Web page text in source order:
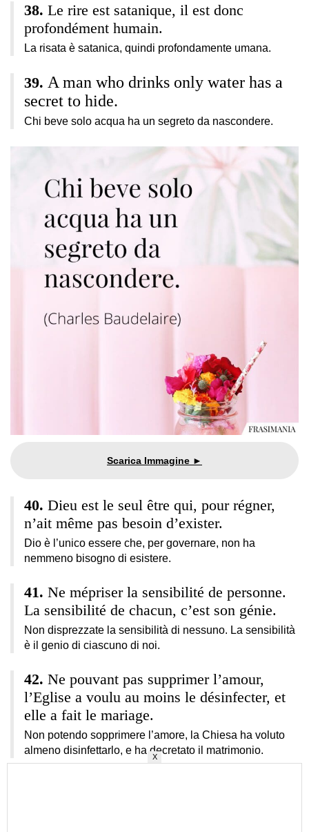
Le rire est satanique, il est donc
profondément humain.
La risata è satanica, quindi profondamente umana.
A man who drinks only water has a
secret to hide.
Chi beve solo acqua ha un segreto da nascondere.
Dieu est le seul être qui, pour régner,
n’ait même pas besoin d’exister.
Dio è l’unico essere che, per governare, non ha
nemmeno bisogno di esistere.
Ne mépriser la sensibilité de personne.
La sensibilité de chacun, c’est son génie.
Non disprezzate la sensibilità di nessuno. La sensibilità
è il genio di ciascuno di noi.
Ne pouvant pas supprimer l’amour,
l’Eglise a voulu au moins le désinfecter, et
elle a fait le mariage.
Non potendo sopprimere l’amore, la Chiesa ha voluto
almeno disinfettarlo, e ha decretato il matrimonio.
X